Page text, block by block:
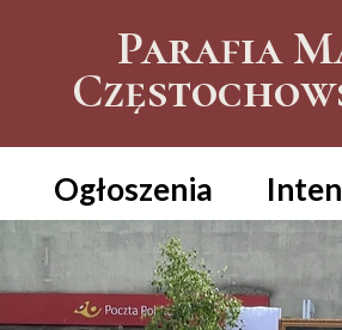
Ogłoszenia
Parafia